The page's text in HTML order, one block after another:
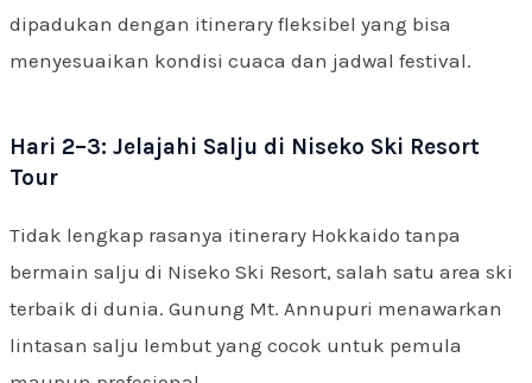
dipadukan dengan itinerary fleksibel yang bisa
menyesuaikan kondisi cuaca dan jadwal festival.
Hari 2–3: Jelajahi Salju di Niseko Ski Resort
Tour
Tidak lengkap rasanya itinerary Hokkaido tanpa
bermain salju di Niseko Ski Resort, salah satu area ski
terbaik di dunia. Gunung Mt. Annupuri menawarkan
lintasan salju lembut yang cocok untuk pemula